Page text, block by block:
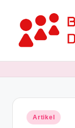
content
Terupdate
Posted
in
Artikel